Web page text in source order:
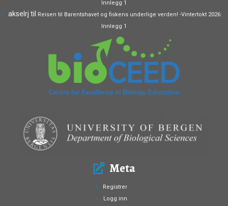
Innlegg 1
akselrj til Reisen til Barentshavet og fiskens underlige verden! -Vintertokt 2026:
Innlegg 1
Meta
Registrer
Logg inn